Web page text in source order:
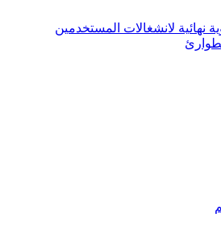
نهائية لانشغالات المستخدمين